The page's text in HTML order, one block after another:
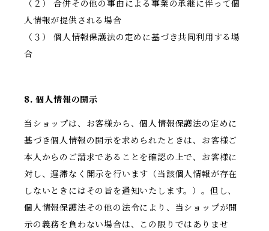
（２） 合併その他の事由による事業の承継に伴って個
人情報が提供される場合
（３） 個人情報保護法の定めに基づき共同利用する場
合
8. 個人情報の開示
当ショップは、お客様から、個人情報保護法の定めに
基づき個人情報の開示を求められたときは、お客様ご
本人からのご請求であることを確認の上で、お客様に
対し、遅滞なく開示を行います（当該個人情報が存在
しないときにはその旨を通知いたします。）。但し、
個人情報保護法その他の法令により、当ショップが開
示の義務を負わない場合は、この限りではありませ